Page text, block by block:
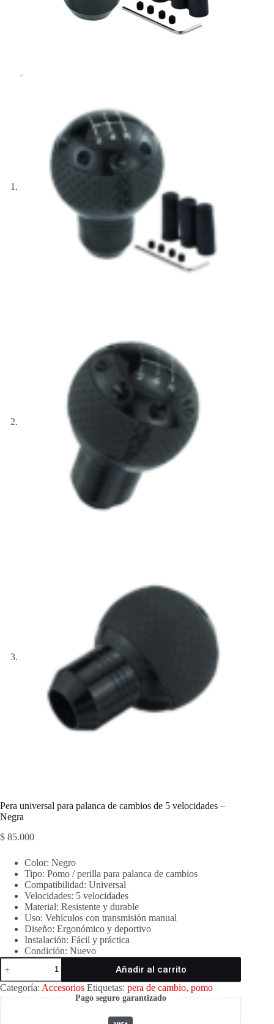
Pera universal para palanca de cambios de 5 velocidades –
Negra
$ 85.000
Color: Negro
Tipo: Pomo / perilla para palanca de cambios
Compatibilidad: Universal
Velocidades: 5 velocidades
Material: Resistente y durable
Uso: Vehículos con transmisión manual
Diseño: Ergonómico y deportivo
Instalación: Fácil y práctica
Condición: Nuevo
Pera
universal
para
palanca
de
cambios
Añadir al carrito
Categoría: Accesorios Etiquetas: pera de cambio, pomo
Pago seguro garantizado